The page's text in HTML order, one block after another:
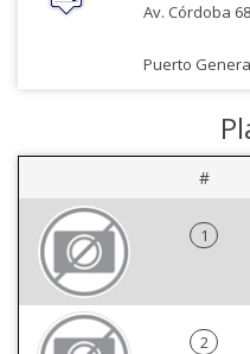
Av. Córdoba
Puerto
#
1
2